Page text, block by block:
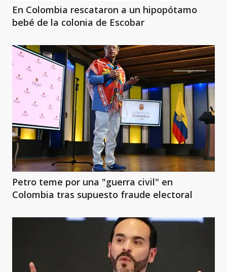
En Colombia rescataron a un hipopótamo
bebé de la colonia de Escobar
Petro teme por una "guerra civil" en
Colombia tras supuesto fraude electoral